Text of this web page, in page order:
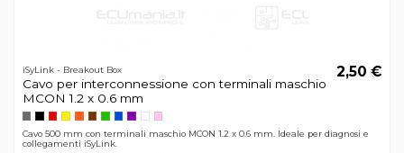
iSyLink - Breakout Box
Cavo per interconnessione con terminali maschio
MCON 1.2 x 0.6 mm
2,50 €
Cavo 500 mm con terminali maschio MCON 1.2 x 0.6 mm. Ideale per diagnosi e
collegamenti iSyLink.